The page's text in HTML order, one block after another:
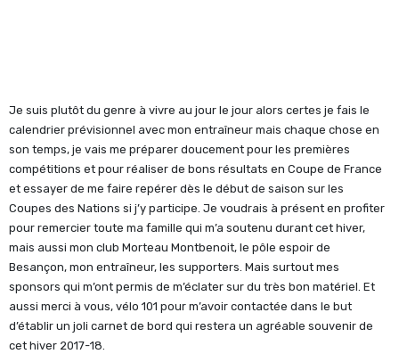
Je suis plutôt du genre à vivre au jour le jour alors certes je fais le
calendrier prévisionnel avec mon entraîneur mais chaque chose en
son temps, je vais me préparer doucement pour les premières
compétitions et pour réaliser de bons résultats en Coupe de France
et essayer de me faire repérer dès le début de saison sur les
Coupes des Nations si j’y participe. Je voudrais à présent en profiter
pour remercier toute ma famille qui m’a soutenu durant cet hiver,
mais aussi mon club Morteau Montbenoit, le pôle espoir de
Besançon, mon entraîneur, les supporters. Mais surtout mes
sponsors qui m’ont permis de m’éclater sur du très bon matériel. Et
aussi merci à vous, vélo 101 pour m’avoir contactée dans le but
d’établir un joli carnet de bord qui restera un agréable souvenir de
cet hiver 2017-18.